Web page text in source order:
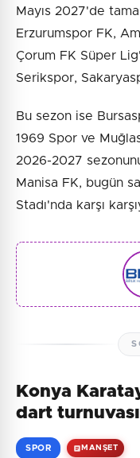
Mayıs 2027'de
Erzurumspor FK,
Çorum FK Süper
Serikspor,
Bu sezon ise
1969 Spor ve
2026-2027
Manisa FK, bugün
Stadı'nda karşı
Konya
dart
SPOR MANŞET